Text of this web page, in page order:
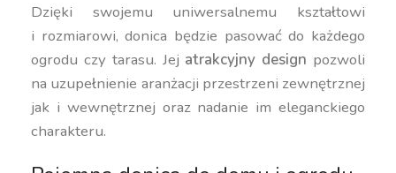
Dzięki swojemu uniwersalnemu kształtowi
i rozmiarowi, donica będzie pasować do każdego
ogrodu czy tarasu. Jej atrakcyjny design pozwoli
na uzupełnienie aranżacji przestrzeni zewnętrznej
jak i wewnętrznej oraz nadanie im eleganckiego
charakteru.